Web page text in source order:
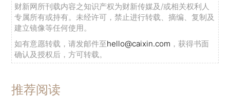
财新网所刊载内容之知识产权为财新传媒及/或相关权利人
专属所有或持有。未经许可，禁止进行转载、摘编、复制及
建立镜像等任何使用。
如有意愿转载，请发邮件至hello@caixin.com ，获得书面
确认及授权后，方可转载。
推荐阅读